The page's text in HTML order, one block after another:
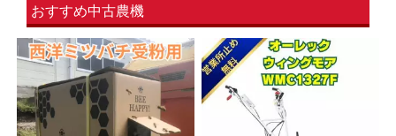
おすすめ中古農機